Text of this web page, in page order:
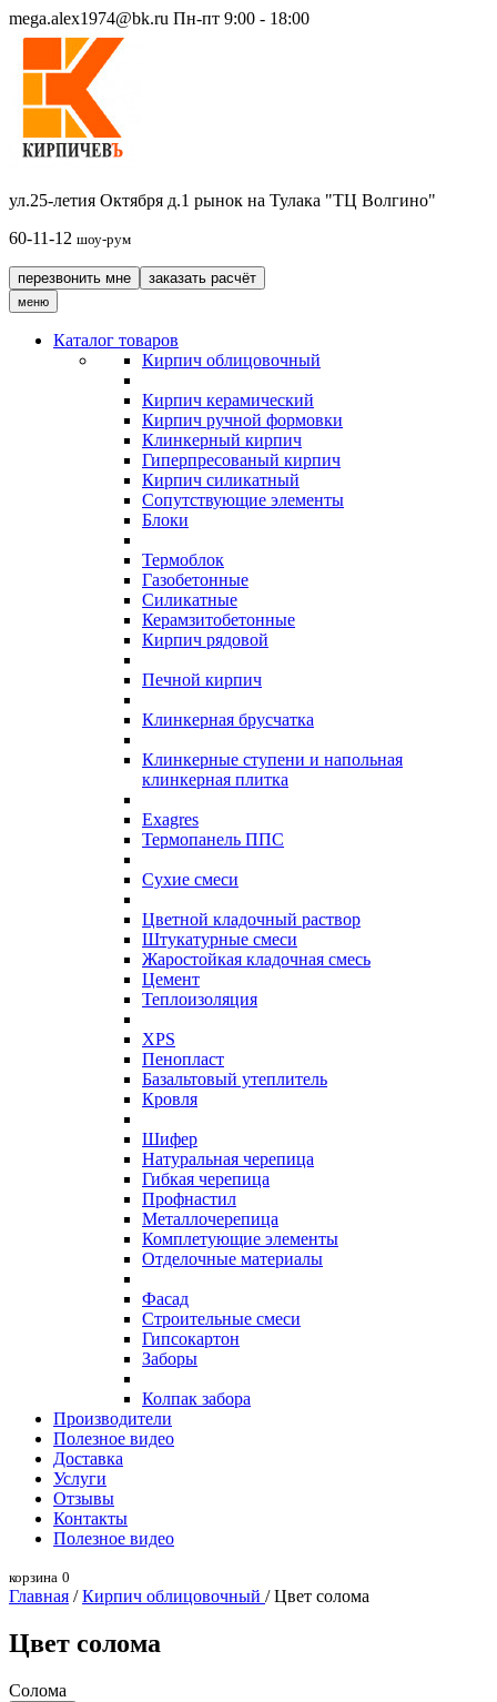
mega.alex1974@bk.ru Пн-пт 9:00 - 18:00
ул.25-летия Октября д.1 рынок на Тулака "ТЦ Волгино"
60-11-12 шоу-рум
перезвонить мне заказать расчёт
меню
Каталог товаров
Кирпич облицовочный
Кирпич керамический
Кирпич ручной формовки
Клинкерный кирпич
Гиперпресованый кирпич
Кирпич силикатный
Сопутствующие элементы
Блоки
Термоблок
Газобетонные
Силикатные
Керамзитобетонные
Кирпич рядовой
Печной кирпич
Клинкерная брусчатка
Клинкерные ступени и напольная
клинкерная плитка
Exagres
Термопанель ППС
Сухие смеси
Цветной кладочный раствор
Штукатурные смеси
Жаростойкая кладочная смесь
Цемент
Теплоизоляция
XPS
Пенопласт
Базальтовый утеплитель
Кровля
Шифер
Натуральная черепица
Гибкая черепица
Профнастил
Металлочерепица
Комплетующие элементы
Отделочные материалы
Фасад
Строительные смеси
Гипсокартон
Заборы
Колпак забора
Производители
Полезное видео
Доставка
Услуги
Отзывы
Контакты
Полезное видео
корзина 0
Главная /Кирпич облицовочный / Цвет солома
Цвет солома
Солома